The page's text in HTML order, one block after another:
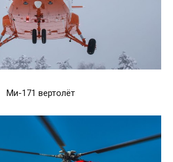
Ми-171 вертолёт